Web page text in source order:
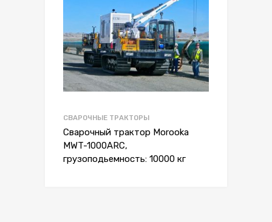
СВАРОЧНЫЕ ТРАКТОРЫ
Сварочный трактор Morooka
MWT-1000ARC,
грузоподьемность: 10000 кг